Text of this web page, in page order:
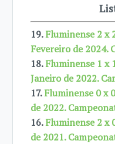
19.Fluminense 2 x
Fevereiro de 2024.
18.Fluminense 1 x
Janeiro de 2022.
17.Fluminense 0 x
de 2022.
16.Fluminense 2 x
de 2021.